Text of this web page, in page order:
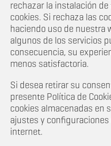
rechazar la instalación
cookies. Si rechaza las
haciendo uso de nuestra
algunos de los servicios
consecuencia, su
menos satisfactoria.
Si desea retirar su
presente Política de
cookies almacenadas en
ajustes y
internet.